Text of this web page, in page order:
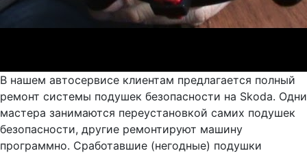
В нашем автосервисе клиентам предлагается полный
ремонт системы подушек безопасности на Skoda. Одни
мастера занимаются переустановкой самих подушек
безопасности, другие ремонтируют машину
программно. Сработавшие (негодные) подушки